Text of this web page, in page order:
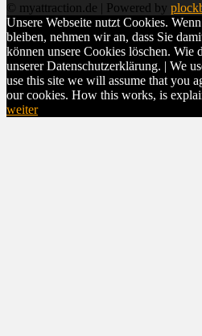
© myattraction.de | Powered by
Unsere Webseite nutzt Cookies.
bleiben, nehmen wir an, dass Sie
können unsere Cookies löschen. Wie
unserer Datenschutzerklärung. | We
use this site we will assume that you
our cookies. How this works, is
weiter